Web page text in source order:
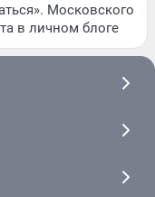
Московского
в личном блоге